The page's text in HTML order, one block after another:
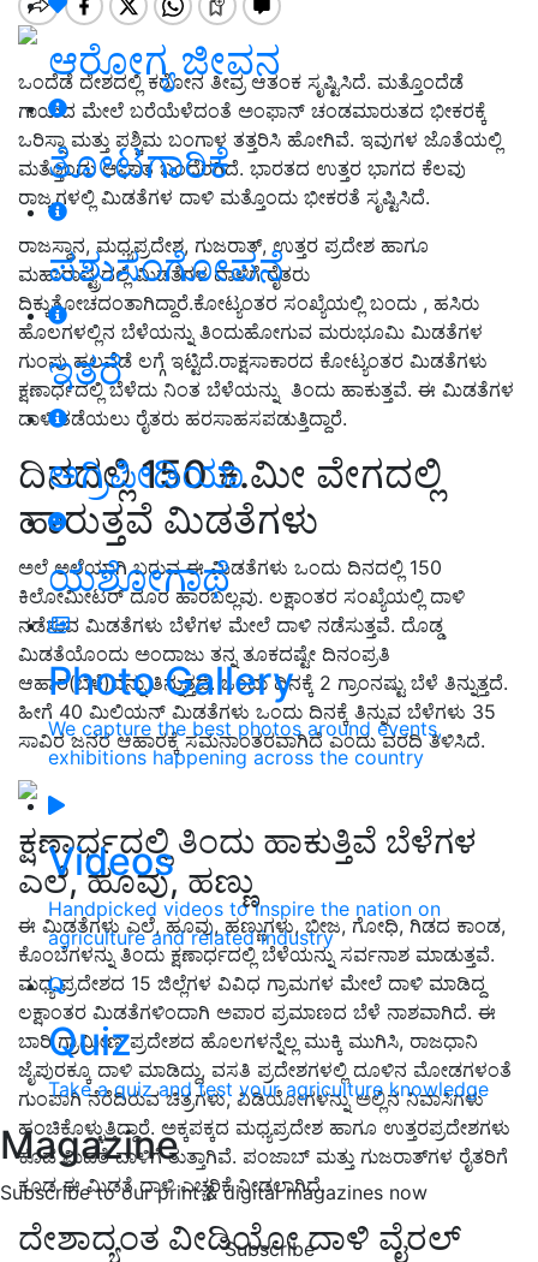
ಆರೋಗ್ಯ ಜೀವನ
ತೋಟಗಾರಿಕೆ
ಪಶುಸಂಗೋಪನೆ
ಇತರೆ
ಅಗ್ರಿಪೀಡಿಯಾ
ಯಶೋಗಾಥೆ
Photo Gallery
We capture the best photos around events,
exhibitions happening across the country
Videos
Handpicked videos to inspire the nation on
agriculture and related industry
Quiz
Take a quiz and test your agriculture knowledge
Magazine
Subscribe to our print & digital magazines now
Subscribe
ಒಂದೆಡೆ ದೇಶದಲ್ಲಿ ಕರೋನ ತೀವ್ರ ಆತಂಕ ಸೃಷ್ಟಿಸಿದೆ. ಮತ್ತೊಂದೆಡೆ
ಗಾಯದ ಮೇಲೆ ಬರೆಯೆಳೆದಂತೆ ಅಂಫಾನ್ ಚಂಡಮಾರುತದ ಭೀಕರಕ್ಕೆ
ಒರಿಸ್ಸಾ ಮತ್ತು ಪಶ್ಚಿಮ ಬಂಗಾಳ ತತ್ತರಿಸಿ ಹೋಗಿವೆ. ಇವುಗಳ ಜೊತೆಯಲ್ಲಿ
ಮತ್ತೊಂದು ಆಘಾತ ಬಂದೆರಗಿದೆ. ಭಾರತದ ಉತ್ತರ ಭಾಗದ ಕೆಲವು
ರಾಜ್ಯಗಳಲ್ಲಿ ಮಿಡತೆಗಳ ದಾಳಿ ಮತ್ತೊಂದು ಭೀಕರತೆ ಸೃಷ್ಟಿಸಿದೆ.
ರಾಜಸ್ಥಾನ, ಮಧ್ಯಪ್ರದೇಶ, ಗುಜರಾತ್, ಉತ್ತರ ಪ್ರದೇಶ ಹಾಗೂ
ಮಹಾರಾಷ್ಟ್ರದಲ್ಲಿ ಮಿಡತೆಗಳ ದಾಳಿಗೆ ರೈತರು
ದಿಕ್ಕುತೋಚದಂತಾಗಿದ್ದಾರೆ.ಕೋಟ್ಯಂತರ ಸಂಖ್ಯೆಯಲ್ಲಿ ಬಂದು , ಹಸಿರು
ಹೊಲಗಳಲ್ಲಿನ ಬೆಳೆಯನ್ನು ತಿಂದುಹೋಗುವ ಮರುಭೂಮಿ ಮಿಡತೆಗಳ
ಗುಂಪು ಹಲವೆಡೆ ಲಗ್ಗೆ ಇಟ್ಟಿದೆ.ರಾಕ್ಷಸಾಕಾರದ ಕೋಟ್ಯಂತರ ಮಿಡತೆಗಳು
ಕ್ಷಣಾರ್ಧದಲ್ಲಿ ಬೆಳೆದು ನಿಂತ ಬೆಳೆಯನ್ನು ತಿಂದು ಹಾಕುತ್ತವೆ. ಈ ಮಿಡತೆಗಳ
ದಾಳಿ ತಡೆಯಲು ರೈತರು ಹರಸಾಹಸಪಡುತ್ತಿದ್ದಾರೆ.
ದಿನದಲ್ಲಿ 150 ಕಿ.ಮೀ ವೇಗದಲ್ಲಿ
ಹಾರುತ್ತವೆ ಮಿಡತೆಗಳು
ಅಲೆ ಅಲೆಯಾಗಿ ಬರುವ ಈ ಮಿಡತೆಗಳು ಒಂದು ದಿನದಲ್ಲಿ 150
ಕಿಲೋಮೀಟರ್‌ ದೂರ ಹಾರಬಲ್ಲವು. ಲಕ್ಷಾಂತರ ಸಂಖ್ಯೆಯಲ್ಲಿ ದಾಳಿ
ನಡೆಸುವ ಮಿಡತೆಗಳು ಬೆಳೆಗಳ ಮೇಲೆ ದಾಳಿ ನಡೆಸುತ್ತವೆ. ದೊಡ್ಡ
ಮಿಡತೆಯೊಂದು ಅಂದಾಜು ತನ್ನ ತೂಕದಷ್ಟೇ ದಿನಂಪ್ರತಿ
ಆಹಾರ(ಬೆಳೆ)ವನ್ನು ತಿನ್ನುತ್ತದೆ. ಒಂದು ದಿನಕ್ಕೆ 2 ಗ್ರಾಂನಷ್ಟು ಬೆಳೆ ತಿನ್ನುತ್ತದೆ.
ಹೀಗೆ 40 ಮಿಲಿಯನ್ ಮಿಡತೆಗಳು ಒಂದು ದಿನಕ್ಕೆ ತಿನ್ನುವ ಬೆಳೆಗಳು 35
ಸಾವಿರ ಜನರ ಆಹಾರಕ್ಕೆ ಸಮನಾಂತರವಾಗಿದೆ ಎಂದು ವರದಿ ತಿಳಿಸಿದೆ.
ಕ್ಷಣಾರ್ಧದಲ್ಲಿ ತಿಂದು ಹಾಕುತ್ತಿವೆ ಬೆಳೆಗಳ
ಎಲೆ, ಹೂವು, ಹಣ್ಣು
ಈ ಮಿಡತೆಗಳು ಎಲೆ, ಹೂವು, ಹಣ್ಣುಗಳು, ಬೀಜ, ಗೋಧಿ, ಗಿಡದ ಕಾಂಡ,
ಕೊಂಬೆಗಳನ್ನು ತಿಂದು ಕ್ಷಣಾರ್ಧದಲ್ಲಿ ಬೆಳೆಯನ್ನು ಸರ್ವನಾಶ ಮಾಡುತ್ತವೆ.
ಮಧ್ಯ ಪ್ರದೇಶದ 15 ಜಿಲ್ಲೆಗಳ ವಿವಿಧ ಗ್ರಾಮಗಳ ಮೇಲೆ ದಾಳಿ ಮಾಡಿದ್ದ
ಲಕ್ಷಾಂತರ ಮಿಡತೆಗಳಿಂದಾಗಿ ಅಪಾರ ಪ್ರಮಾಣದ ಬೆಳೆ ನಾಶವಾಗಿದೆ. ಈ
ಬಾರಿ ಗ್ರಾಮೀಣ ಪ್ರದೇಶದ ಹೊಲಗಳನ್ನೆಲ್ಲ ಮುಕ್ಕಿ ಮುಗಿಸಿ, ರಾಜಧಾನಿ
ಜೈಪುರಕ್ಕೂ ದಾಳಿ ಮಾಡಿದ್ದು, ವಸತಿ ಪ್ರದೇಶಗಳಲ್ಲಿ ದೂಳಿನ ಮೋಡಗಳಂತೆ
ಗುಂಪಾಗಿ ನೆರೆದಿರುವ ಚಿತ್ರಗಳು, ವಿಡಿಯೋಗಳನ್ನು ಅಲ್ಲಿನ ನಿವಾಸಿಗಳು
ಹಂಚಿಕೊಳ್ಳುತ್ತಿದ್ದಾರೆ. ಅಕ್ಕಪಕ್ಕದ ಮಧ್ಯಪ್ರದೇಶ ಹಾಗೂ ಉತ್ತರಪ್ರದೇಶಗಳು
ಕೂಡ ಮಿಡತೆ ದಾಳಿಗೆ ತುತ್ತಾಗಿವೆ. ಪಂಜಾಬ್‌ ಮತ್ತು ಗುಜರಾತ್‌ಗಳ ರೈತರಿಗೆ
ಕೂಡ ಈ ಮಿಡತೆ ದಾಳಿ ಎಚ್ಚರಿಕೆ ನೀಡಲಾಗಿದೆ.
ದೇಶಾದ್ಯಂತ ವೀಡಿಯೋ ದಾಳಿ ವೈರಲ್